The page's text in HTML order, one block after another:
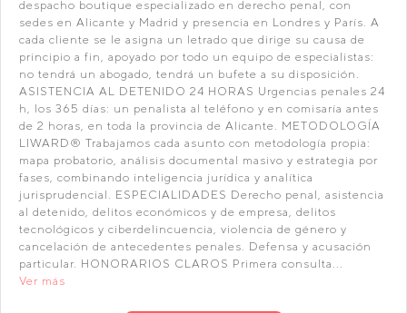
despacho boutique especializado en derecho penal, con
sedes en Alicante y Madrid y presencia en Londres y París. A
cada cliente se le asigna un letrado que dirige su causa de
principio a fin, apoyado por todo un equipo de especialistas:
no tendrá un abogado, tendrá un bufete a su disposición.
ASISTENCIA AL DETENIDO 24 HORAS Urgencias penales 24
h, los 365 días: un penalista al teléfono y en comisaría antes
de 2 horas, en toda la provincia de Alicante. METODOLOGÍA
LIWARD® Trabajamos cada asunto con metodología propia:
mapa probatorio, análisis documental masivo y estrategia por
fases, combinando inteligencia jurídica y analítica
jurisprudencial. ESPECIALIDADES Derecho penal, asistencia
al detenido, delitos económicos y de empresa, delitos
tecnológicos y ciberdelincuencia, violencia de género y
cancelación de antecedentes penales. Defensa y acusación
particular. HONORARIOS CLAROS Primera consulta...
Ver más